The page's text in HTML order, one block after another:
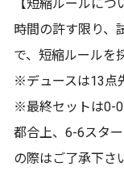
【短縮ルールにつ
時間の許す限り、
で、短縮ルールを
※デュースは13点
※最終セットは0-
都合上、6-6スタ
の際はご了承下さ